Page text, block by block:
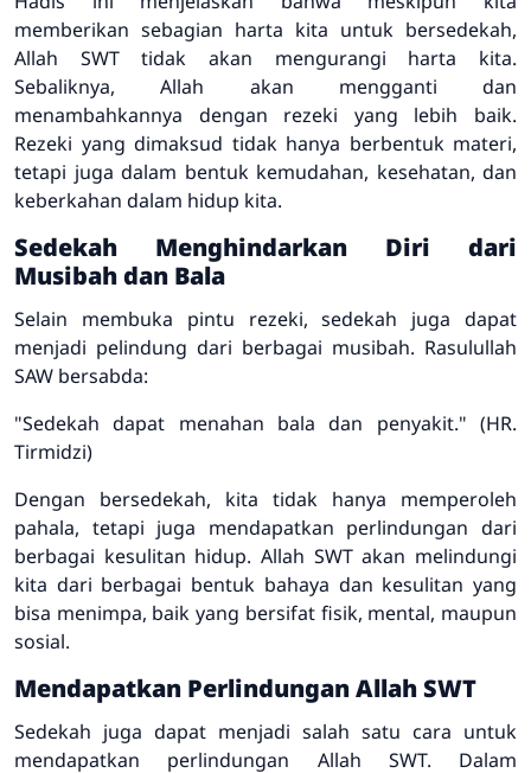
memberikan sebagian harta kita untuk bersedekah,
Allah SWT tidak akan mengurangi harta kita.
Sebaliknya, Allah akan mengganti dan
menambahkannya dengan rezeki yang lebih baik.
Rezeki yang dimaksud tidak hanya berbentuk materi,
tetapi juga dalam bentuk kemudahan, kesehatan, dan
keberkahan dalam hidup kita.
Sedekah Menghindarkan Diri dari
Musibah dan Bala
Selain membuka pintu rezeki, sedekah juga dapat
menjadi pelindung dari berbagai musibah. Rasulullah
SAW bersabda:
"Sedekah dapat menahan bala dan penyakit." (HR.
Tirmidzi)
Dengan bersedekah, kita tidak hanya memperoleh
pahala, tetapi juga mendapatkan perlindungan dari
berbagai kesulitan hidup. Allah SWT akan melindungi
kita dari berbagai bentuk bahaya dan kesulitan yang
bisa menimpa, baik yang bersifat fisik, mental, maupun
sosial.
Mendapatkan Perlindungan Allah SWT
Sedekah juga dapat menjadi salah satu cara untuk
mendapatkan perlindungan Allah SWT. Dalam